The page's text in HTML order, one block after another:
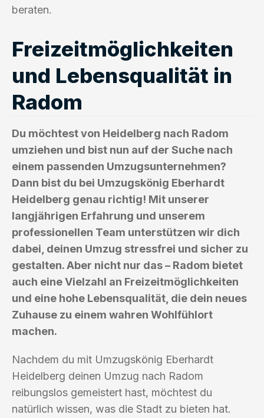
beraten.
Freizeitmöglichkeiten
und Lebensqualität in
Radom
Du möchtest von Heidelberg nach Radom
umziehen und bist nun auf der Suche nach
einem passenden Umzugsunternehmen?
Dann bist du bei Umzugskönig Eberhardt
Heidelberg genau richtig! Mit unserer
langjährigen Erfahrung und unserem
professionellen Team unterstützen wir dich
dabei, deinen Umzug stressfrei und sicher zu
gestalten. Aber nicht nur das – Radom bietet
auch eine Vielzahl an Freizeitmöglichkeiten
und eine hohe Lebensqualität, die dein neues
Zuhause zu einem wahren Wohlfühlort
machen.
Nachdem du mit Umzugskönig Eberhardt
Heidelberg deinen Umzug nach Radom
reibungslos gemeistert hast, möchtest du
natürlich wissen, was die Stadt zu bieten hat.